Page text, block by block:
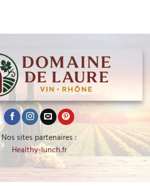
Nos sites partenaires :
Healthy-lunch.fr